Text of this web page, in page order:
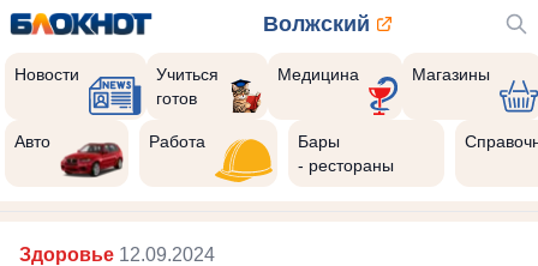
Волжский
Новости
Учиться
готов
Медицина Магазины
Авто Работа
Бары
- рестораны
Здоровье 12.09.2024